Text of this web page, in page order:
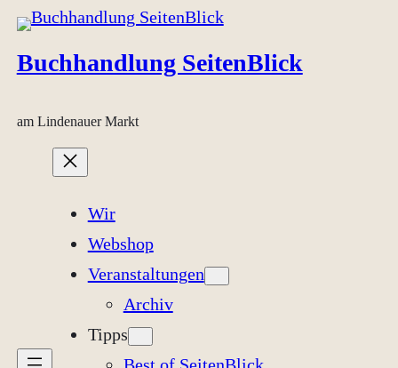
Zum
Inhalt
Buchhandlung SeitenBlick
am Lindenauer Markt
Wir
Webshop
Veranstaltungen
Archiv
Tipps